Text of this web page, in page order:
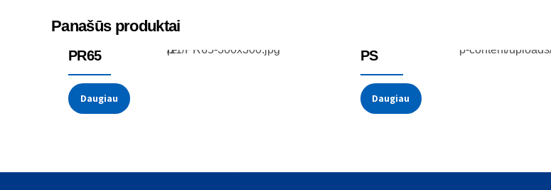
Panašūs produktai
Potenciometrai
PR65
Daugiau
PS
Daugiau